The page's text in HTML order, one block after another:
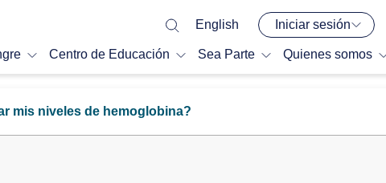
Centro de Educación Sea Parte Quienes somos
English Iniciar sesión
mis niveles de hemoglobina?